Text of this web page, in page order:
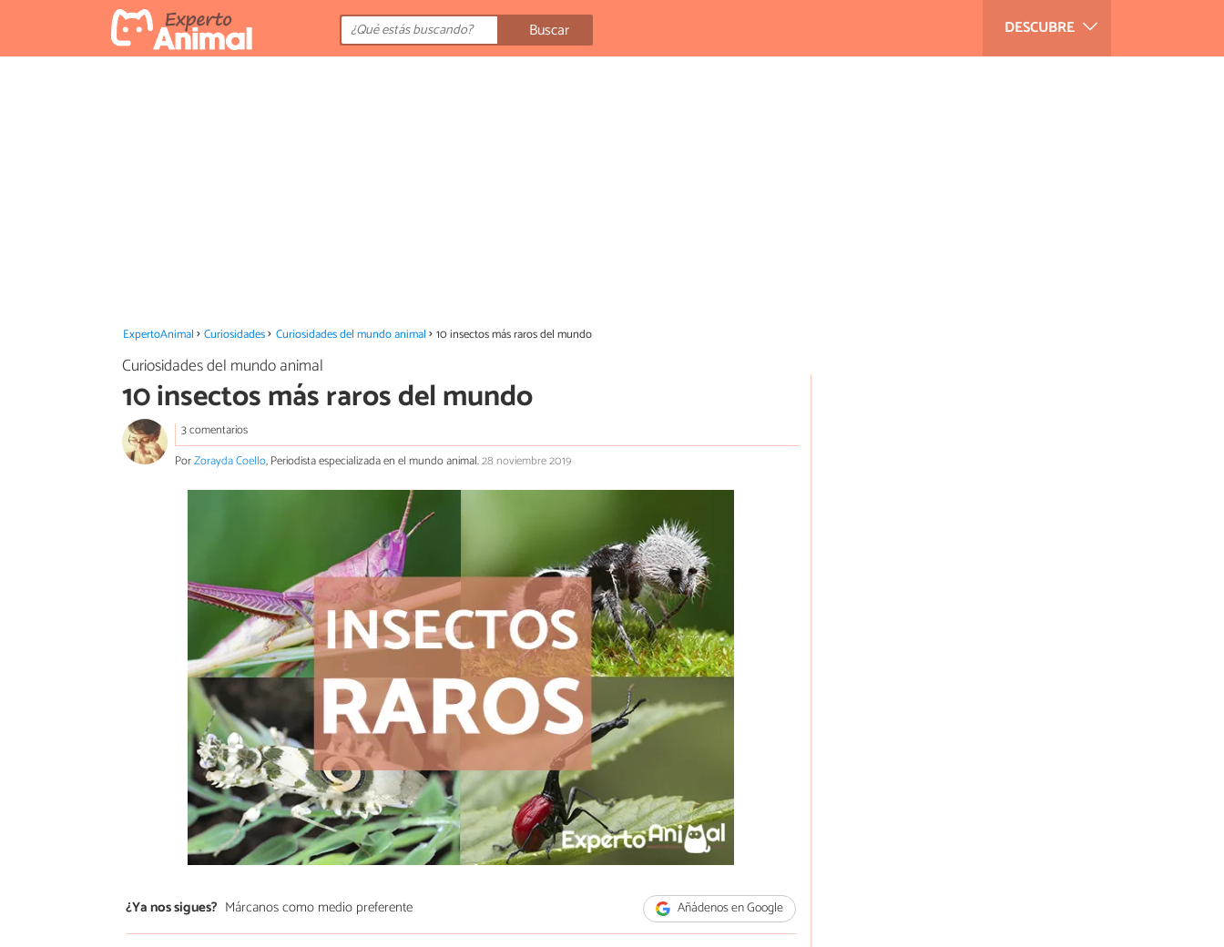
DESCUBRE
Buscar
ExpertoAnimal Curiosidades Curiosidades del mundo animal 10 insectos más raros del mundo
Curiosidades del mundo animal
10 insectos más raros del mundo
3 comentarios
PorZorayda Coello, Periodista especializada en el mundo animal.28 noviembre 2019
¿Ya nos sigues? Márcanos como medio preferente Añádenos en Google